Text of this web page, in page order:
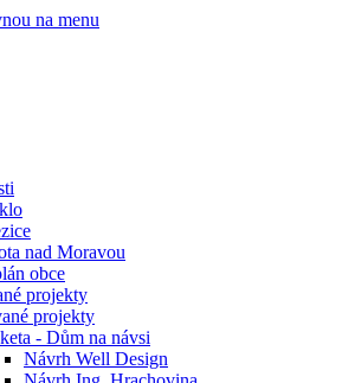
na menu
nad Moravou
obce
projekty
projekty
- Dům na návsi
Návrh Well Design